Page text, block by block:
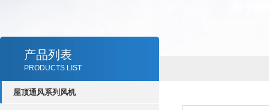
产品列表
PRODUCTS LIST
屋顶通风系列风机